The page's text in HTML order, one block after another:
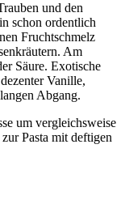
und den
schon ordentlich
Fruchtschmelz
Am
Säure. Exotische
Vanille,
Abgang.
um vergleichsweise
Pasta mit deftigen